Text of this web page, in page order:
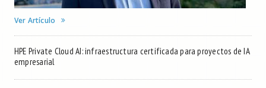
Ver Artículo
HPE Private Cloud AI: infraestructura certificada para proyectos de IA
empresarial